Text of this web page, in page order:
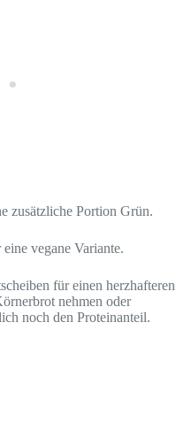
zusätzliche Portion Grün.
vegane Variante.
für einen herzhafteren
nehmen oder
noch den Proteinanteil.